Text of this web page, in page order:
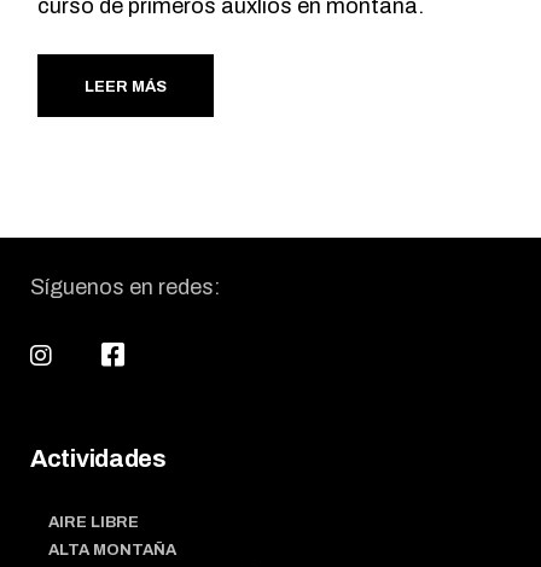
curso de primeros auxlios en montaña.
LEER MÁS
Síguenos en redes:
Actividades
AIRE LIBRE
ALTA MONTAÑA